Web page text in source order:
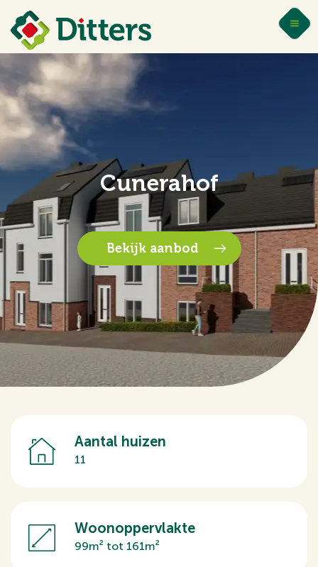
Cunerahof
Bekijk aanbod
Aantal huizen
11
Woonoppervlakte
99m² tot 161m²